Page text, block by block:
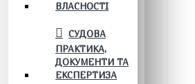
ВЛАСНОСТІ
СУДОВА
ПРАКТИКА,
ДОКУМЕНТИ ТА
ЕКСПЕРТИЗА